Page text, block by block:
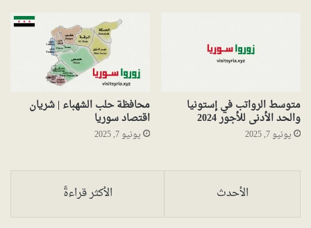
متوسط الرواتب في إستونيا
والحد الأدنى للأجور 2024
يونيو 7, 2025
محافظة حلب الشهباء | شريان
اقتصاد سوريا
يونيو 7, 2025
الأحدث الأكثر قراءةً